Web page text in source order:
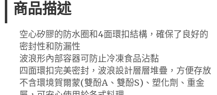
商品描述
空心矽膠的防水圈和4面環扣結構，確保了良好的
密封性和防漏性
波浪形內部容器可防止冷凍食品沾黏
四面環扣完美密封，波浪設計層層堆疊，方便存放
不含環境賀爾蒙(雙酚A、雙酚S)、塑化劑、重金